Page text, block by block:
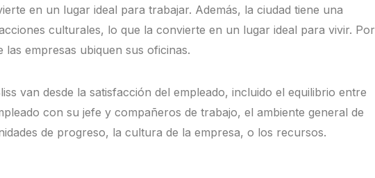
en un lugar ideal para trabajar. Además, la ciudad tiene una
culturales, lo que la convierte en un lugar ideal para vivir. Por
empresas ubiquen sus oficinas.
van desde la satisfacción del empleado, incluido el equilibrio entre
con su jefe y compañeros de trabajo, el ambiente general de
de progreso, la cultura de la empresa, o los recursos.